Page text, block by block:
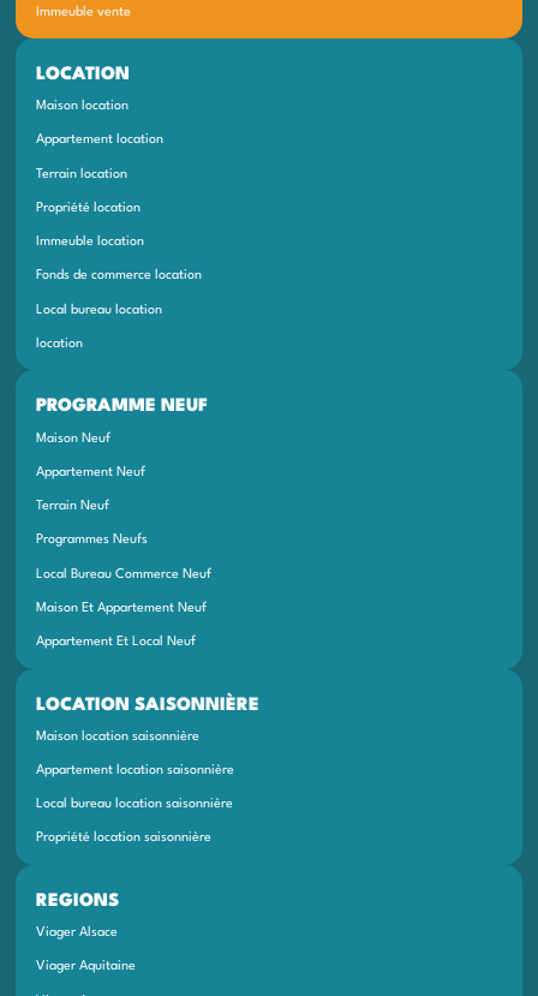
Immeuble vente
LOCATION
Maison location
Appartement location
Terrain location
Local bureau location
location
Propriété location
Immeuble location
Fonds de commerce location
PROGRAMME NEUF
Programmes Neufs
Appartement Neuf
Maison Neuf
Local Bureau Commerce Neuf
Terrain Neuf
Maison Et Appartement Neuf
Appartement Et Local Neuf
LOCATION SAISONNIÈRE
Maison location saisonnière
Appartement location saisonnière
Local bureau location saisonnière
Propriété location saisonnière
REGIONS
Viager Alsace
Viager Aquitaine